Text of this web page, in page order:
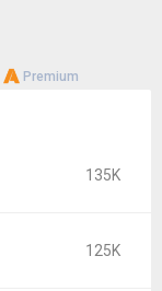
Premium
135K
125K